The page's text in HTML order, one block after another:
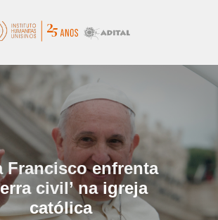
Francisco enfrenta
civil’ na igreja
católica